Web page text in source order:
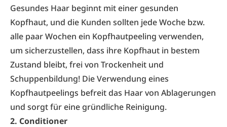
Gesundes Haar beginnt mit einer gesunden
Kopfhaut, und die Kunden sollten jede Woche bzw.
alle paar Wochen ein Kopfhautpeeling verwenden,
um sicherzustellen, dass ihre Kopfhaut in bestem
Zustand bleibt, frei von Trockenheit und
Schuppenbildung! Die Verwendung eines
Kopfhautpeelings befreit das Haar von Ablagerungen
und sorgt für eine gründliche Reinigung.
2. Conditioner